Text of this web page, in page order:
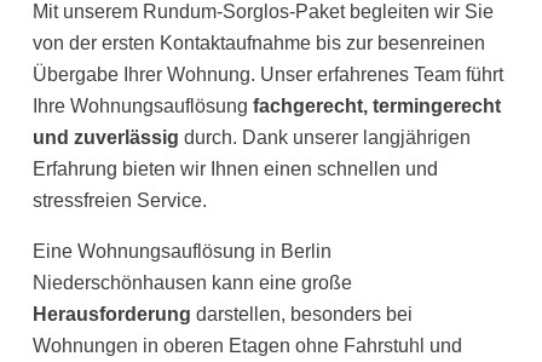
Mit unserem Rundum-Sorglos-Paket begleiten wir Sie
von der ersten Kontaktaufnahme bis zur besenreinen
Übergabe Ihrer Wohnung. Unser erfahrenes Team führt
Ihre Wohnungsauflösungfachgerecht, termingerecht
und zuverlässig durch. Dank unserer langjährigen
Erfahrung bieten wir Ihnen einen schnellen und
stressfreien Service.
Eine Wohnungsauflösung in Berlin
Niederschönhausen kann eine große
Herausforderung darstellen, besonders bei
Wohnungen in oberen Etagen ohne Fahrstuhl und